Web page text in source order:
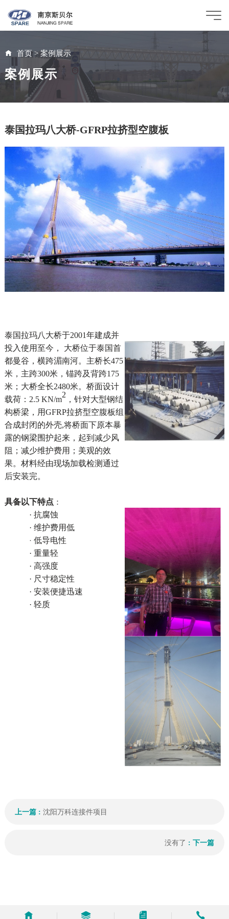
首页>案例展示
案例展示
泰国拉玛八大桥-GFRP拉挤型空腹板
泰国拉玛八大桥于2001年建成并
投入使用至今，
大桥位于泰国首
都曼谷，横跨湄南河。主桥长475
米，主跨300米，锚跨及背跨175
米；大桥全长2480米。桥面设计
载荷：2.5 KN/m
2
，针对大型钢结
构桥梁，用GFRP拉挤型空腹板组
合成封闭的外壳,将桥面下原本暴
露的钢梁围护起来，起到减少风
阻；减少维护费用；美观的效
果。材料经由现场加载检测通过
后安装完。
具备以下特点 ：
· 抗腐蚀
· 维护费用低
· 低导电性
· 重量轻
· 高强度
· 尺寸稳定性
· 安装便捷迅速
· 轻质
上一篇 : 沈阳万科连接件项目
没有了 : 下一篇